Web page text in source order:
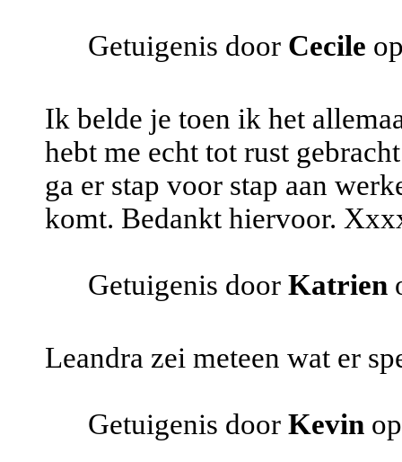
Getuigenis door Cecile
Ik belde je toen ik het
hebt me echt tot rust
ga er stap voor stap aan
komt. Bedankt hiervoor.
Getuigenis door Katrien
Leandra zei meteen wat er
Getuigenis door Kevin